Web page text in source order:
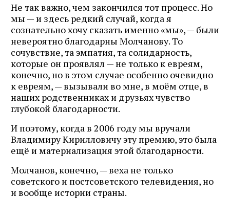
Не так важно, чем закончился тот процесс. Но
мы — и здесь редкий случай, когда я
сознательно хочу сказать именно «мы», — были
невероятно благодарны Молчанову. То
сочувствие, та эмпатия, та солидарность,
которые он проявлял — не только к евреям,
конечно, но в этом случае особенно очевидно
к евреям, — вызывали во мне, в моём отце, в
наших родственниках и друзьях чувство
глубокой благодарности.
И поэтому, когда в 2006 году мы вручали
Владимиру Кирилловичу эту премию, это была
ещё и материализация этой благодарности.
Молчанов, конечно, — веха не только
советского и постсоветского телевидения, но
и вообще истории страны.